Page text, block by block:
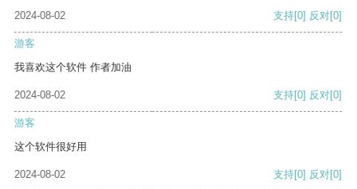
2024-08-02 支持[0] 反对[0]
游客
我喜欢这个软件 作者加油
2024-08-02 支持[0] 反对[0]
游客
这个软件很好用
2024-08-02 支持[0] 反对[0]